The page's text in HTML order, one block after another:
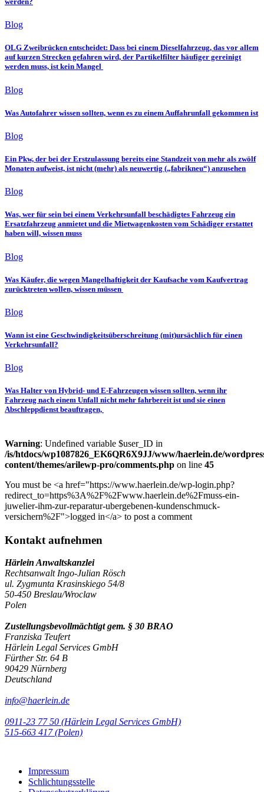
Blog
OLG Zweibrücken entscheidet: Dass bei einem Dieselfahrzeug, das vor allem
auf kurzen Strecken gefahren wird, der Partikelfilter häufiger gereinigt
werden muss, ist kein Mangel
Blog
Was Autofahrer wissen sollten, wenn es zu einem Auffahrunfall gekommen ist
Blog
Ein Pkw, der bei der Erstzulassung bereits eine Standzeit von mehr als zwölf
Monaten aufweist, ist nicht (mehr) als neuwertig („fabrikneu“) anzusehen
Blog
Was, wer für sein bei einem Verkehrsunfall beschädigtes Fahrzeug ein
Ersatzfahrzeug anmietet und die Mietwagenkosten vom Schädiger erstattet
haben will, wissen muss
Blog
Was Käufer, die wegen Mangelhaftigkeit der Kaufsache vom Kaufvertrag
zurücktreten wollen, wissen müssen
Blog
Wann ist eine Geschwindigkeitsüberschreitung (mit)ursächlich für einen
Verkehrsunfall?
Blog
Was Halter von Hybrid- und E-Fahrzeugen wissen sollten, wenn ihr
Fahrzeug nach einem Unfall nicht mehr fahrbereit ist und sie einen
Abschleppdienst beauftragen,
Warning: Undefined variable $user_ID in
/is/htdocs/wp1087826_EK6QR6X9JJ/www/haerlein.de/
content/themes/arilewp-pro/comments.php on line 45
You must be <a href="https://www.haerlein.de/wp-login.php?
redirect_to=https%3A%2F%2Fwww.haerlein.de%2Fmuss-ein-
juwelier-ihm-zur-reparatur-ubergebenen-kundenschmuck-
versichern%2F">logged in</a> to post a comment
Kontakt aufnehmen
Härlein Anwaltskanzlei
Rechtsanwalt Ingo-Julian Rösch
ul. Zygmunta Krasinskiego 54/8
50-450 Breslau/Wroclaw
Polen
Zustellungsbevollmächtigt gem. § 30 BRAO
Franziska Teufert
Härlein Legal Services GmbH
Fürther Str. 64 B
90429 Nürnberg
Deutschland
info@haerlein.de
0911-23 77 50 (Härlein Legal Services GmbH)
‭515-663 417 (Polen)‬‬‬
Impressum
Schlichtungsstelle